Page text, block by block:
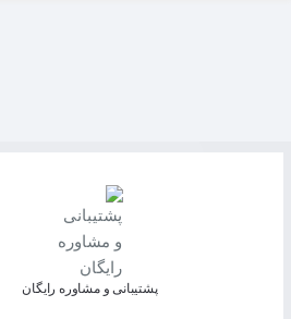
پشتیبانی و مشاوره رایگان